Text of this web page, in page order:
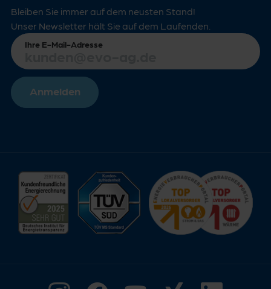
Bleiben Sie immer auf dem neusten Stand!
Unser Newsletter hält Sie auf dem Laufenden.
Ihre E-Mail-Adresse
Anmelden